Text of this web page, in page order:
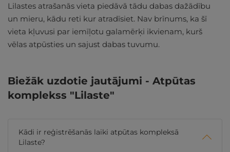
Lilastes atrašanās vieta piedāvā tādu dabas dažādību
un mieru, kādu reti kur atradīsiet. Nav brīnums, ka šī
vieta kļuvusi par iemīļotu galamērķi ikvienam, kurš
vēlas atpūsties un sajust dabas tuvumu.
Biežāk uzdotie jautājumi - Atpūtas
komplekss "Lilaste"
Kādi ir reģistrēšanās laiki atpūtas kompleksā
Lilaste?